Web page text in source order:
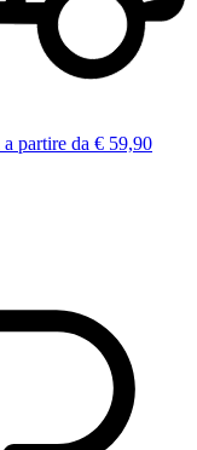
a partire da € 59,90